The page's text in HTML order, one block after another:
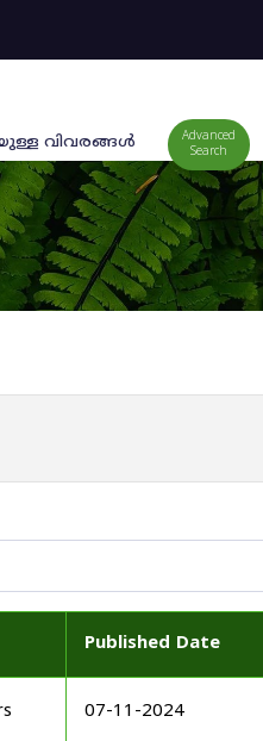
വിവരങ്ങള്‍
Advanced
Search
Published Date
07-11-2024